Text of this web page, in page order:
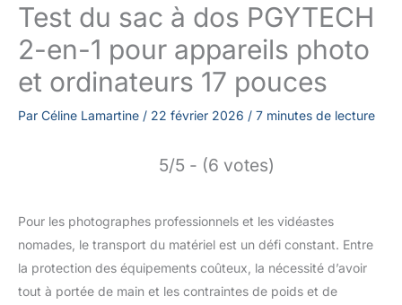
Test du sac à dos PGYTECH
2-en-1 pour appareils photo
et ordinateurs 17 pouces
Par Céline Lamartine / 22 février 2026 / 7 minutes de lecture
5/5 - (6 votes)
Pour les photographes professionnels et les vidéastes
nomades, le transport du matériel est un défi constant. Entre
la protection des équipements coûteux, la nécessité d’avoir
tout à portée de main et les contraintes de poids et de